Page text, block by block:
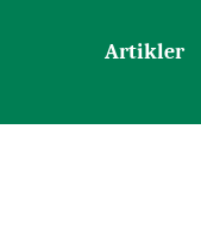
Artikler